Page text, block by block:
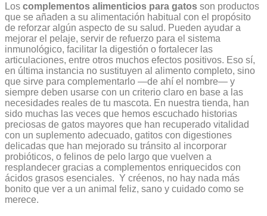
Los complementos alimenticios para gatos son productos
que se añaden a su alimentación habitual con el propósito
de reforzar algún aspecto de su salud. Pueden ayudar a
mejorar el pelaje, servir de refuerzo para el sistema
inmunológico, facilitar la digestión o fortalecer las
articulaciones, entre otros muchos efectos positivos. Eso sí,
en última instancia no sustituyen al alimento completo, sino
que sirve para complementarlo —de ahí el nombre— y
siempre deben usarse con un criterio claro en base a las
necesidades reales de tu mascota. En nuestra tienda, han
sido muchas las veces que hemos escuchado historias
preciosas de gatos mayores que han recuperado vitalidad
con un suplemento adecuado, gatitos con digestiones
delicadas que han mejorado su tránsito al incorporar
probióticos, o felinos de pelo largo que vuelven a
resplandecer gracias a complementos enriquecidos con
ácidos grasos esenciales. Y créenos, no hay nada más
bonito que ver a un animal feliz, sano y cuidado como se
merece.